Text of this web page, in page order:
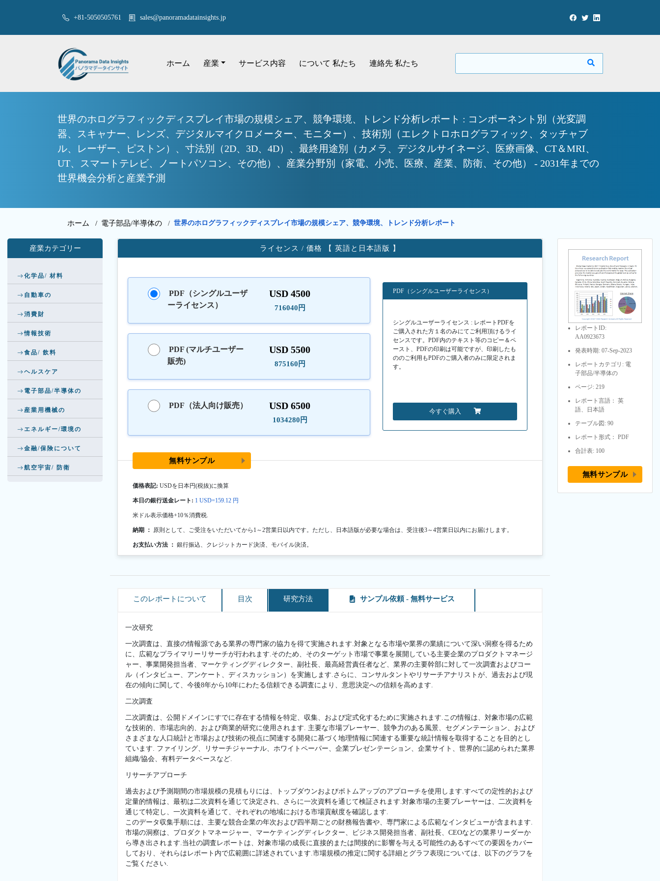
+81-5050505761 sales@panoramadatainsights.jp
ホーム 産業 サービス内容 について 私たち 連絡先 私たち
世界のホログラフィックディスプレイ市場の規模シェア、競争環境、トレンド分析レポート : コンポーネント別（光変調
器、スキャナー、レンズ、デジタルマイクロメーター、モニター）、技術別（エレクトロホログラフィック、タッチャブ
ル、レーザー、ピストン）、寸法別（2D、3D、4D）、最終用途別（カメラ、デジタルサイネージ、医療画像、CT＆MRI、
UT、スマートテレビ、ノートパソコン、その他）、産業分野別（家電、小売、医療、産業、防衛、その他） - 2031年までの
世界機会分析と産業予測
ホーム / 電子部品/半導体の / 世界のホログラフィックディスプレイ市場の規模シェア、競争環境、トレンド分析レポート
産業カテゴリー
化学品/ 材料
自動車の
消費財
情報技術
食品/ 飲料
ヘルスケア
電子部品/半導体の
産業用機械の
エネルギー/環境の
金融/保険について
航空宇宙/ 防衛
ライセンス / 価格 【 英語と日本語版 】
PDF（シングルユーザ
ーライセンス）
USD 4500
716040円
PDF (マルチユーザー
販売)
USD 5500
875160円
PDF（法人向け販売） USD 6500
1034280円
PDF（シングルユーザーライセンス）
シングルユーザーライセンス : レポートPDFを
ご購入された方１名のみにてご利用頂けるライ
センスです。PDF内のテキスト等のコピー＆ペ
ースト、PDFの印刷は可能ですが、印刷したも
ののご利用もPDFのご購入者のみに限定されま
す。
今すぐ購入
無料サンプル
価格表記: USDを日本円(税抜)に換算
本日の銀行送金レート: 1 USD=159.12 円
米ドル表示価格+10％消費税.
納期 ： 原則として、ご受注をいただいてから1～2営業日以内です。ただし、日本語版が必要な場合は、受注後3～4営業日以内にお届けします。
お支払い方法 ： 銀行振込、クレジットカード決済、モバイル決済。
このレポートについて 目次 研究方法 サンプル依頼 - 無料サービス
一次研究
一次調査は、直接の情報源である業界の専門家の協力を得て実施されます.対象となる市場や業界の業績について深い洞察を得るため
に、広範なプライマリーリサーチが行われます.そのため、そのターゲット市場で事業を展開している主要企業のプロダクトマネージ
ャー、事業開発担当者、マーケティングディレクター、副社長、最高経営責任者など、業界の主要幹部に対して一次調査およびコー
ル（インタビュー、アンケート、ディスカッション）を実施します.さらに、コンサルタントやリサーチアナリストが、過去および現
在の傾向に関して、今後8年から10年にわたる信頼できる調査により、意思決定への信頼を高めます.
二次調査
二次調査は、公開ドメインにすでに存在する情報を特定、収集、および定式化するために実施されます.この情報は、対象市場の広範
な技術的、市場志向的、および商業的研究に使用されます. 主要な市場プレーヤー、競争力のある風景、セグメンテーション、および
さまざまな人口統計と市場および技術の視点に関連する開発に基づく地理情報に関連する重要な統計情報を取得することを目的とし
ています. ファイリング、リサーチジャーナル、ホワイトペーパー、企業プレゼンテーション、企業サイト、世界的に認められた業界
組織/協会、有料データベースなど.
リサーチアプローチ
過去および予測期間の市場規模の見積もりには、トップダウンおよびボトムアップのアプローチを使用します.すべての定性的および
定量的情報は、最初は二次資料を通じて決定され、さらに一次資料を通じて検証されます.対象市場の主要プレーヤーは、二次資料を
通じて特定し、一次資料を通じて、それぞれの地域における市場貢献度を確認します.
このデータ収集手順には、主要な競合企業の年次および四半期ごとの財務報告書や、専門家による広範なインタビューが含まれます.
市場の洞察は、プロダクトマネージャー、マーケティングディレクター、ビジネス開発担当者、副社長、CEOなどの業界リーダーか
ら導き出されます.当社の調査レポートは、対象市場の成長に直接的または間接的に影響を与える可能性のあるすべての要因をカバー
しており、それらはレポート内で広範囲に詳述されています.市場規模の推定に関する詳細とグラフ表現については、以下のグラフを
ご覧ください.
レポートID:
AA0923673
発表時期: 07-Sep-2023
レポートカテゴリ: 電
子部品/半導体の
ページ: 219
レポート言語： 英
語、日本語
テーブル図: 90
レポート形式： PDF
合計表: 100
無料サンプル